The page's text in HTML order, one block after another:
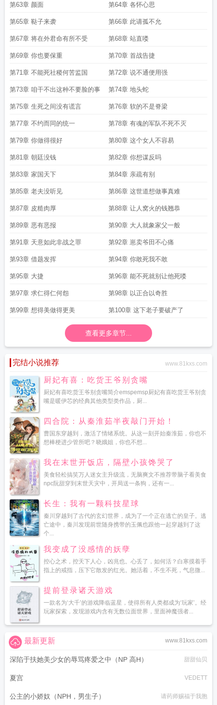
第63章 颜面 第64章 各怀心思
第65章 鞑子来袭 第66章 此请孤不允
第67章 将在外君命有所不受 第68章 站直喽
第69章 你也要保重 第70章 首战告捷
第71章 不能死社稷何苦监国 第72章 说不通便用强
第73章 咱干不出这种不要脸的事 第74章 地头蛇
第75章 生死之间没有谎言 第76章 软的不是脊梁
第77章 不约而同的统一 第78章 有魂的军队不死不灭
第79章 你做得很好 第80章 这个女人不容易
第81章 朝廷没钱 第82章 你想谋反吗
第83章 家国天下 第84章 亲疏有别
第85章 老夫没听见 第86章 这世道想做事真难
第87章 皮糙肉厚 第88章 让人窝火的钱翘恭
第89章 恶有恶报 第90章 大人就象家父一般
第91章 天意如此非战之罪 第92章 崽卖爷田不心痛
第93章 借题发挥 第94章 你敢死我不敢
第95章 大捷 第96章 能不死就别让他死喽
第97章 求仁得仁何怨 第98章 以正合以奇胜
第99章 想得美做得更美 第100章 这下老子要破产了
查看更多章节...
完结小说推荐 www.81kxs.com
厨妃有喜：吃货王爷别贪嘴
厨妃有喜吃货王爷别贪嘴简介emspemsp厨妃有喜吃货王爷别贪
嘴是暖伊芯的经典其他类型类作品，厨...
四合院：从秦淮茹半夜敲门开始！
曹国东穿越到，激活了情绪系统。从这一刻开始秦淮茹，你也不
想棒梗进少管所吧？晓娥姐，你也不想...
我在末世开饭店，隔壁小孩馋哭了
美食轻松搞笑万人迷女主升级流，无脑爽文不推荐带脑子看美食
npc阮甜穿到末世天灾中，开局送一条狗，还有一...
长生：我有一颗科技星球
秦川穿越到了古代的玄幻世界，成为了一个正在逃亡的皇子。逃
亡途中，秦川发现前世随身携带的玉佩也跟他一起穿越到了这
个...
我变成了没感情的妖孽
控心之术，控天下人心，凶兆也。心丢了，如何活？白寒摸着手
指上的戒指，压下它散发的红光。她活着，不生不死，气息微...
提前登录诸天游戏
一款名为‘大千’的游戏降临蓝星，使得所有人类都成为‘玩家’。经
玩家探索，发现游戏内含有无数位面世界，里面神魔强者...
www.81kxs.com
最新更新
深陷于扶她美少女的辱骂疼爱之中（NP 高H） 甜甜仙贝
夏宫 VEDETT
公主的小娇奴（NPH，男生子） 请药师赐福于我胞